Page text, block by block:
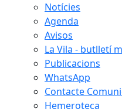
Notícies
Agenda
Avisos
La Vila - butlletí
Publicacions
WhatsApp
Contacte
Hemeroteca